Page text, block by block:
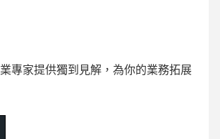
專家提供獨到見解，為你的業務拓展